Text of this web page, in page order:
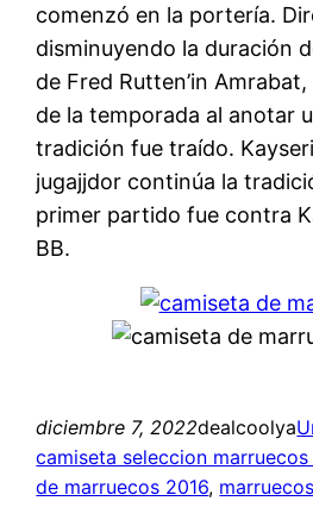
comenzó en la portería.
disminuyendo la duración
de Fred Rutten’in
de la temporada al anotar
tradición fue traído.
jugajjdor continúa la
primer partido fue contra
BB.
diciembre 7, 2022dealcoolya
camiseta seleccion
de marruecos 2016,